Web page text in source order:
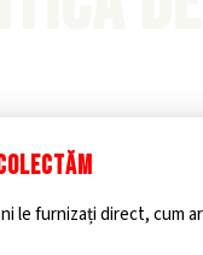
le furnizați direct, cum